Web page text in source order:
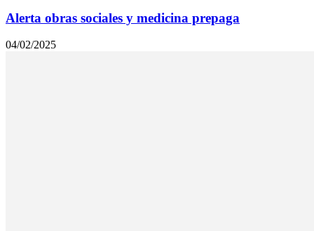
Alerta obras sociales y medicina prepaga
04/02/2025